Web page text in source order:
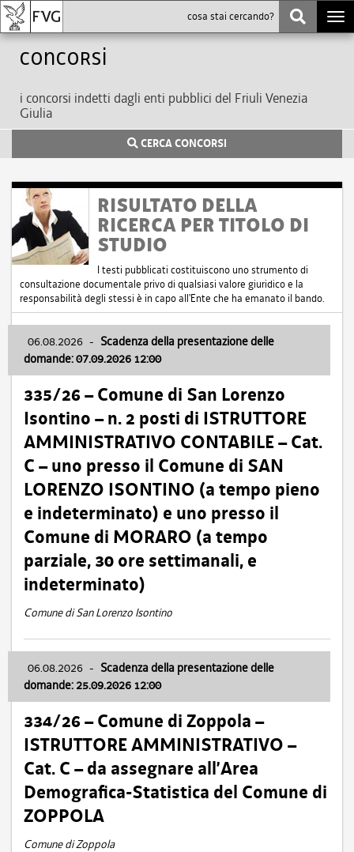
Concorsi
i concorsi indetti dagli enti pubblici del Friuli Venezia
Giulia
CERCA CONCORSI
RISULTATO DELLA
RICERCA PER TITOLO DI
STUDIO
I testi pubblicati costituiscono uno strumento di
consultazione documentale privo di qualsiasi valore giuridico e la
responsabilità degli stessi è in capo all'Ente che ha emanato il bando.
06.08.2026 - Scadenza della presentazione delle
domande: 07.09.2026 12:00
335/26 – Comune di San Lorenzo
Isontino – n. 2 posti di ISTRUTTORE
AMMINISTRATIVO CONTABILE – Cat.
C – uno presso il Comune di SAN
LORENZO ISONTINO (a tempo pieno
e indeterminato) e uno presso il
Comune di MORARO (a tempo
parziale, 30 ore settimanali, e
indeterminato)
Comune di San Lorenzo Isontino
06.08.2026 - Scadenza della presentazione delle
domande: 25.09.2026 12:00
334/26 – Comune di Zoppola –
ISTRUTTORE AMMINISTRATIVO –
Cat. C – da assegnare all’Area
Demografica-Statistica del Comune di
ZOPPOLA
Comune di Zoppola